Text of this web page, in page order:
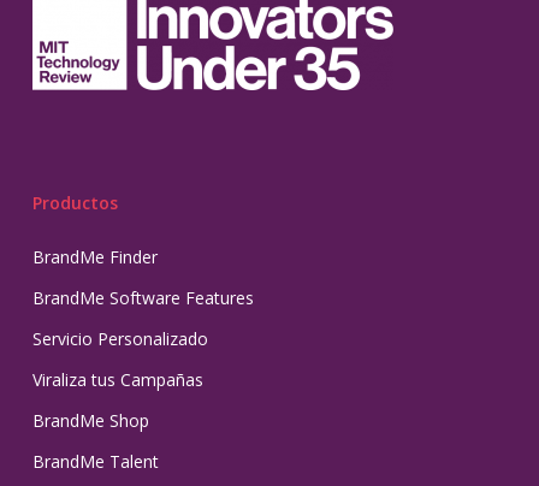
Productos
BrandMe Finder
BrandMe Software Features
Servicio Personalizado
Viraliza tus Campañas
BrandMe Shop
BrandMe Talent